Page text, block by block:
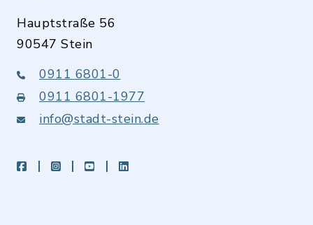
Hauptstraße 56
90547 Stein
0911 6801-0
0911 6801-1977
info@stadt-stein.de
facebookinstagramyoutubeLinkedIn